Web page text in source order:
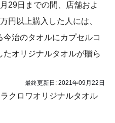
29日までの間、店舗およ
円以上購入した人には、
治のタオルにカプセルコ
オリジナルタオルが贈ら
最終更新日: 2021年09月22日
クロワオリジナルタオル